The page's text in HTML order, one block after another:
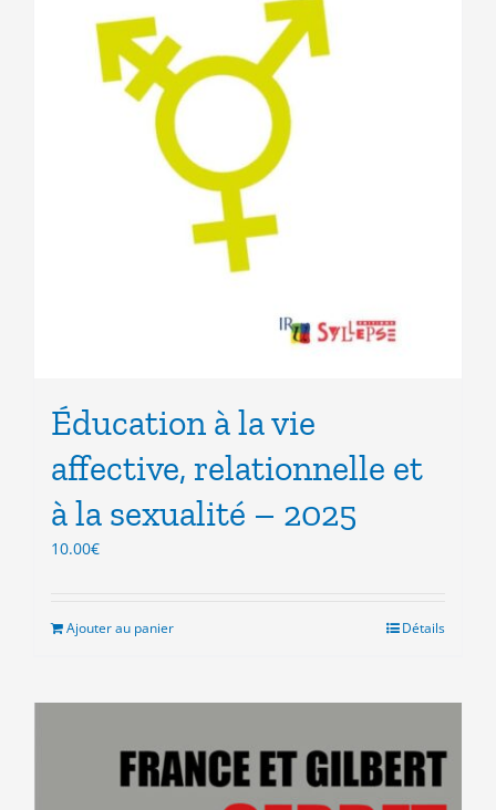
Éducation à la vie
affective, relationnelle et
à la sexualité – 2025
10.00€
Ajouter au panier Détails